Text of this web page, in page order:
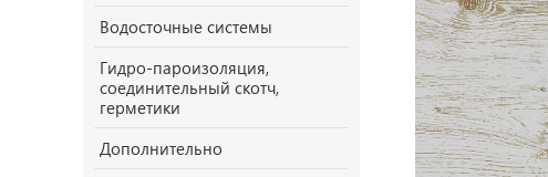
Водосточные системы
Гидро-пароизоляция,
соединительный скотч,
герметики
Дополнительно